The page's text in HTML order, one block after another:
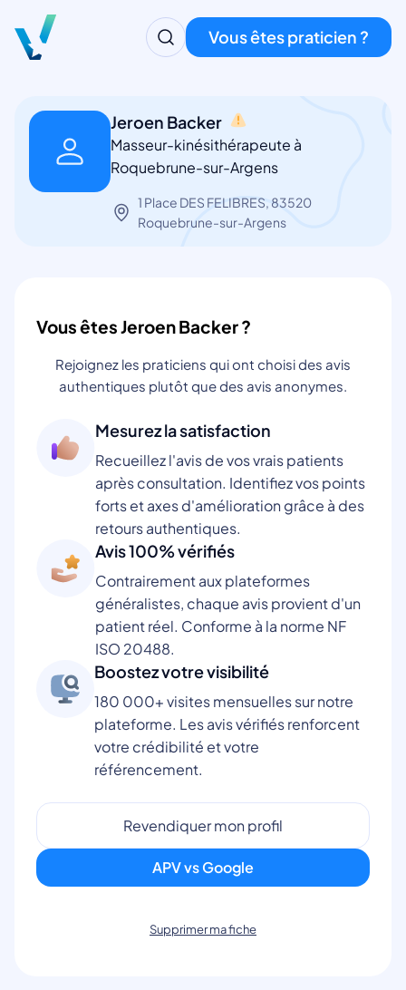
Vous êtes praticien ?
Jeroen Backer
Masseur-kinésithérapeute à
Roquebrune-sur-Argens
1 Place DES FELIBRES, 83520
Roquebrune-sur-Argens
Vous êtes Jeroen Backer ?
Rejoignez les praticiens qui ont choisi des avis
authentiques plutôt que des avis anonymes.
Mesurez la satisfaction
Recueillez l'avis de vos vrais patients
après consultation. Identifiez vos points
forts et axes d'amélioration grâce à des
retours authentiques.
Avis 100% vérifiés
Contrairement aux plateformes
généralistes, chaque avis provient d'un
patient réel. Conforme à la norme NF
ISO 20488.
Boostez votre visibilité
180 000+ visites mensuelles sur notre
plateforme. Les avis vérifiés renforcent
votre crédibilité et votre
référencement.
Revendiquer mon profil
APV vs Google
Supprimer ma fiche